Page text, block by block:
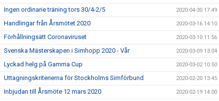
Ingen ordinarie träning tors 30/4-2/5 2020-04-30 17:49
Handlingar från Årsmötet 2020 2020-03-16 14:10
Förhållningsätt Coronaviruset 2020-03-10 11:56
Svenska Mästerskapen i Simhopp 2020 - Vår 2020-03-09 13:04
Lyckad helg på Gamma Cup 2020-03-02 10:50
Uttagningskriterierna för Stockholms Simförbund 2020-02-20 13:45
Inbjudan till Årsmöte 12 mars 2020 2020-02-19 14:00